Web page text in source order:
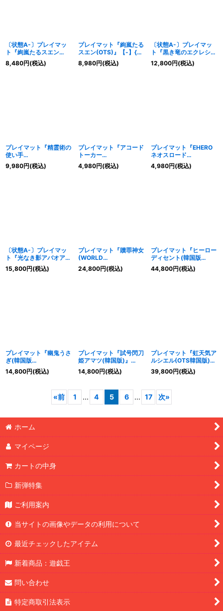
〔状態A-〕プレイマッ
ト『絢嵐たるスエン
(OTS)』【-】{-}《プレ
イマット》
8,480円(税込)
プレイマット『絢嵐たる
スエン(OTS)』【-】{-}
《プレイマット》
8,980円(税込)
〔状態A-〕プレイマッ
ト『黒き竜のエクレシア
(RANKINGDUEL2025)
』【-】{-}《プレイマッ
12,800円(税込)
プレイマット『精霊術の
使い手
(THECHRONICLESDEC
K)』【-】{-}《プレイマ
9,980円(税込)
プレイマット『アコード
トーカー
(ALLIANCEINSIGHT)』
【-】{-}《プレイマッ
4,980円(税込)
プレイマット『EHERO
ネオスロード
(SUPREMEDARKNESS)
』【-】{-}《プレイマッ
4,980円(税込)
〔状態A-〕プレイマッ
ト『光なき影アバオアク
ゥー』【-】{-}《プレイ
マット》
15,800円(税込)
プレイマット『贖罪神女
(WORLD
CHAMPIONSHIP2025
QUALIFIER)』【-】{-}
24,800円(税込)
プレイマット『ヒーロー
ディセント(韓国版
WRT2024RD)』【-】
{-}《プレイマット》
44,800円(税込)
プレイマット『幽鬼うさ
ぎ(韓国版
JUDGE2022)』【-】
{-}《プレイマット》
14,800円(税込)
プレイマット『試号閃刀
姫アマツ(韓国版)』
【-】{-}《プレイマッ
ト》
14,800円(税込)
プレイマット『虹天気ア
ルシエル(OTS韓国版)』
【-】{-}《プレイマッ
ト》
39,800円(税込)
«前 1 ... 4 5 6 ... 17 次»
ホーム
マイページ
カートの中身
新弾特集
ご利用案内
当サイトの画像やデータの利用について
最近チェックしたアイテム
新着商品：遊戯王
問い合わせ
特定商取引法表示